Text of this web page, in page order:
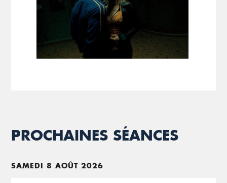
PROCHAINES SÉANCES
SAMEDI 8 AOÛT 2026